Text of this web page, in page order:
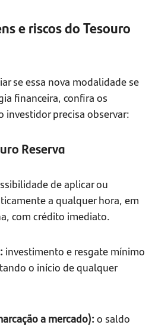
e riscos do Tesouro
se essa nova modalidade se
financeira, confira os
investidor precisa observar:
Reserva
de aplicar ou
a qualquer hora, em
com crédito imediato.
investimento e resgate mínimo
o início de qualquer
a mercado): o saldo